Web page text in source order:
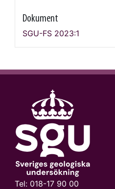
Dokument
SGU-FS 2023:1
Tel: 018-17 90 00